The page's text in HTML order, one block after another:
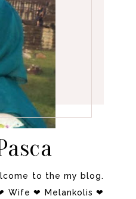
to the my blog.
Wife ❤ Melankolis ❤